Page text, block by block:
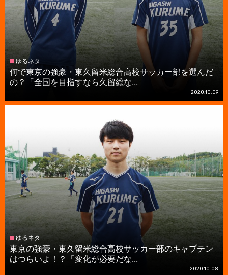
ゆるネタ
何で東京の強豪・東久留米総合高校サッカー部を選んだ
の？「全国を目指すなら久留総な...
2020.10.09
ゆるネタ
東京の強豪・東久留米総合高校サッカー部のキャプテン
はつらいよ！？「変化が必要だな...
2020.10.08